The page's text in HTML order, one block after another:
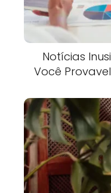
Notícias
Você